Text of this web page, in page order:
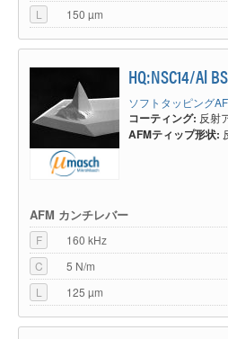
L
150 µm
HQ:NSC14/Al BS
ソフトタッピング
コーティング: 反射
AFMティップ形状:
AFM カンチレバー
F
160 kHz
C
5 N/m
L
125 µm